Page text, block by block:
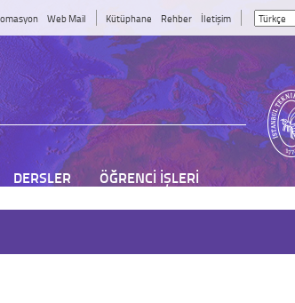
Web Mail Kütüphane Rehber İletişim
DERSLER
ÖĞRENCİ İŞLERİ